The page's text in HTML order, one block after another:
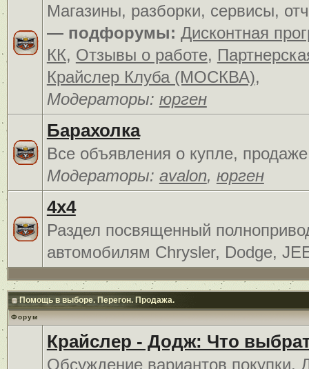
Магазины, разборки, сервисы,
— подфорумы: Дисконтная
КК, Отзывы о работе,
Крайслер Клуба (МОСКВА),
Модераторы: юрген
Барахолка
Все объявления о купле,
Модераторы: avalon, юрген
4x4
Раздел посвященный
автомобилям Chrysler, Dodge,
Помощь в выборе. Перегон. Продажа.
Форум
Крайслер - Додж: Что
Обсуждение вариантов покупки.